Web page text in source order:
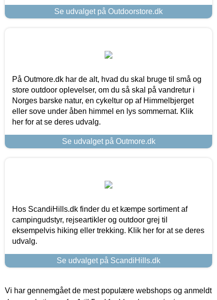
Se udvalget på Outdoorstore.dk
På Outmore.dk har de alt, hvad du skal bruge til små og
store outdoor oplevelser, om du så skal på vandretur i
Norges barske natur, en cykeltur op af Himmelbjerget
eller sove under åben himmel en lys sommernat. Klik
her for at se deres udvalg.
Se udvalget på Outmore.dk
Hos ScandiHills.dk finder du et kæmpe sortiment af
campingudstyr, rejseartikler og outdoor grej til
eksempelvis hiking eller trekking. Klik her for at se deres
udvalg.
Se udvalget på ScandiHills.dk
Vi har gennemgået de mest populære webshops og anmeldt